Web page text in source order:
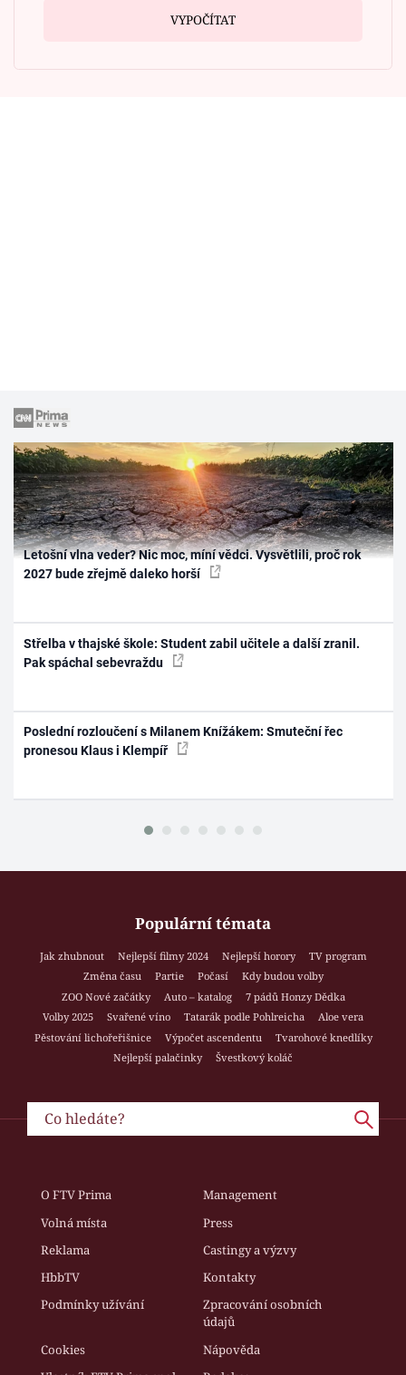
VYPOČÍTAT
Letošní vlna veder? Nic moc, míní vědci. Vysvětlili, proč rok
2027 bude zřejmě daleko horší
Střelba v thajské škole: Student zabil učitele a další zranil.
Pak spáchal sebevraždu
Poslední rozloučení s Milanem Knížákem: Smuteční řec
pronesou Klaus i Klempíř
Populární témata
Jak zhubnout Nejlepší filmy 2024 Nejlepší horory
TV program
Změna času
Partie Počasí
Kdy budou volby
ZOO Nové začátky
Auto – katalog
7 pádů Honzy Dědka
Volby 2025
Svařené víno Tatarák podle Pohlreicha
Aloe vera
Pěstování lichořeřišnice
Výpočet ascendentu
Tvarohové knedlíky
Nejlepší palačinky
Švestkový koláč
O FTV Prima
Management
Volná místa
Press
Reklama
Castingy a výzvy
HbbTV
Kontakty
Podmínky užívání
Zpracování osobních
údajů
Cookies
Nápověda